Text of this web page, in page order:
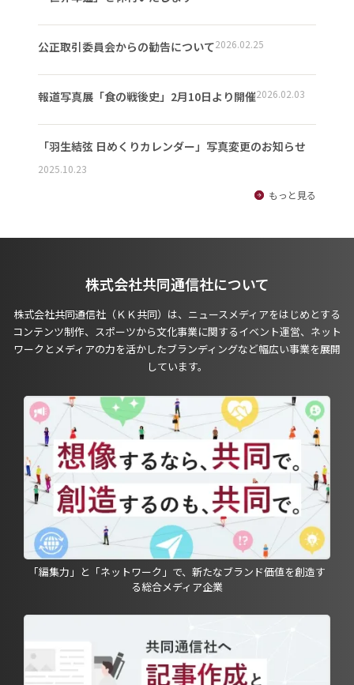
公正取引委員会からの勧告について2026.02.25
報道写真展「食の戦後史」2月10日より開催2026.02.03
「羽生結弦 日めくりカレンダー」写真変更のお知らせ
2025.10.23
もっと見る
株式会社共同通信社について
株式会社共同通信社（ＫＫ共同）は、ニュースメディアをはじめとする
コンテンツ制作、スポーツから文化事業に関するイベント運営、ネット
ワークとメディアの力を活かしたブランディングなど幅広い事業を展開
しています。
「編集力」と「ネットワーク」で、新たなブランド価値を創造す
る総合メディア企業